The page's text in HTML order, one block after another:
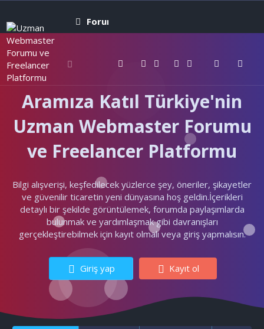
Forumlar
Aramıza Katıl Türkiye'nin
Uzman Webmaster Forumu
ve Freelancer Platformu
Bilgi alışverişi, keşfedilecek yüzlerce şey, öneriler, şikayetler
ve güvenilir ticaretin yeni dünyasına hoş geldin.İçerikleri
detaylı bir şekilde görüntülemek, forumda paylaşımlarda
bulunmak ve yardımlaşmak gibi davranışları
gerçekleştirebilmek için kayıt olmalı veya giriş yapmalısın.
Giriş yap Kayıt ol